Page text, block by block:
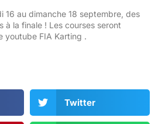
16 au dimanche 18 septembre, des
à la finale ! Les courses seront
youtube FIA Karting .
Twitter